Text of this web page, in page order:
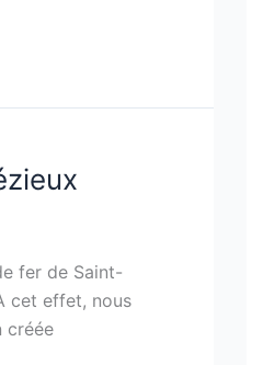
fer de Saint-
cet effet, nous
créée